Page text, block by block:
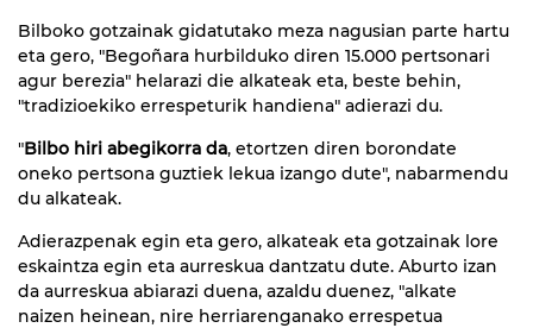
Bilboko gotzainak gidatutako meza nagusian parte hartu
eta gero, "Begoñara hurbilduko diren 15.000 pertsonari
agur berezia" helarazi die alkateak eta, beste behin,
"tradizioekiko errespeturik handiena" adierazi du.
"Bilbo hiri abegikorra da, etortzen diren borondate
oneko pertsona guztiek lekua izango dute", nabarmendu
du alkateak.
Adierazpenak egin eta gero, alkateak eta gotzainak lore
eskaintza egin eta aurreskua dantzatu dute. Aburto izan
da aurreskua abiarazi duena, azaldu duenez, "alkate
naizen heinean, nire herriarenganako errespetua